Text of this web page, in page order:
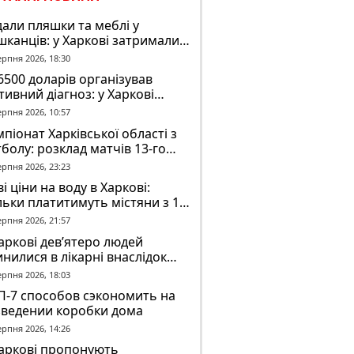
пляшки та меблі у
у Харкові затримали
молодиків за погром у
2026, 18:30
доларів організував
діагноз: у Харкові
про підозру
психлікарні
2026, 10:57
Харківської області з
розклад матчів 13-го
на 8 серпня
2026, 23:23
ціни на воду в Харкові:
платитимуть містяни з 1
2026, 21:57
дев’ятеро людей
в лікарні внаслідок
з автобусом
2026, 18:03
7 способов сэкономить на
коробки дома
2026, 14:26
пропонують